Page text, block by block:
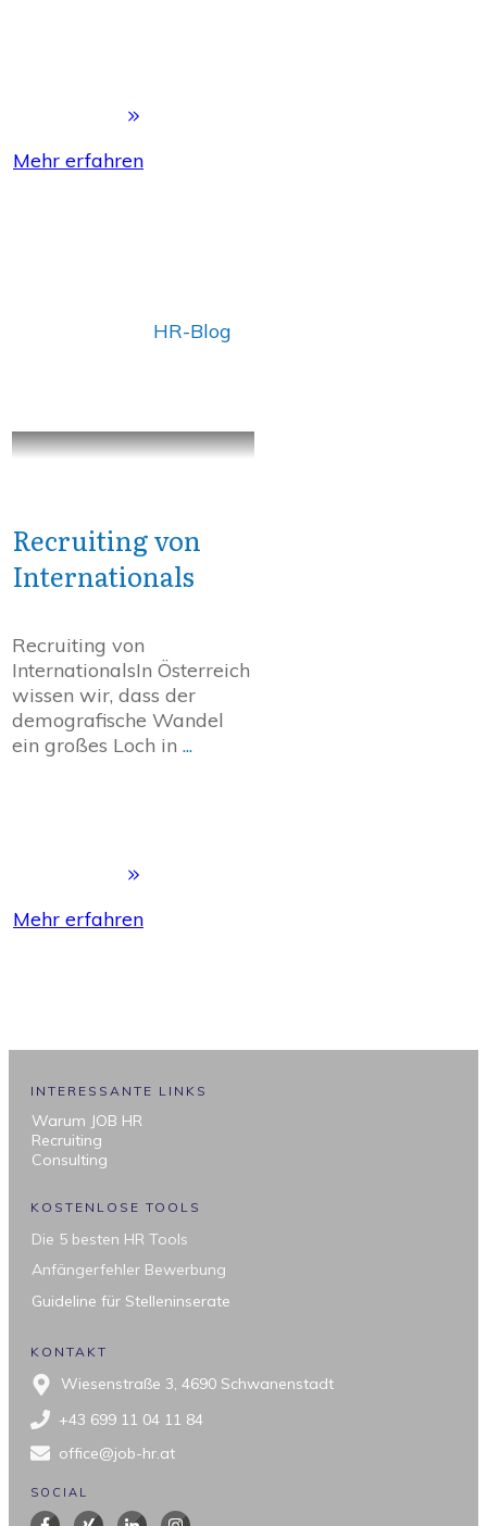
Mehr erfahren
HR-Blog
Recruiting von
Internationals
Recruiting von
InternationalsIn Österreich
wissen wir, dass der
demografische Wandel
ein großes Loch in ...
Mehr erfahren
INTERESSANTE LINKS
Warum JOB HR
Recruiting
Consulting
KOSTENLOSE TOOLS
Die 5 besten HR Tools
Anfängerfehler Bewerbung
Guideline für Stelleninserate
KONTAKT
Wiesenstraße 3, 4690 Schwanenstadt
+43 699 11 04 11 84
office@job-hr.at
SOCIAL